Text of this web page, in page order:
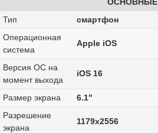
Тип
смартфон
Операционная
система
Apple iOS
Версия ОС на
момент выхода
iOS 16
Размер экрана
6.1"
Разрешение
экрана
1179x2556